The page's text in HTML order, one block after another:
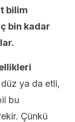
bilim
bin kadar
ya da etli,
bu
Çünkü